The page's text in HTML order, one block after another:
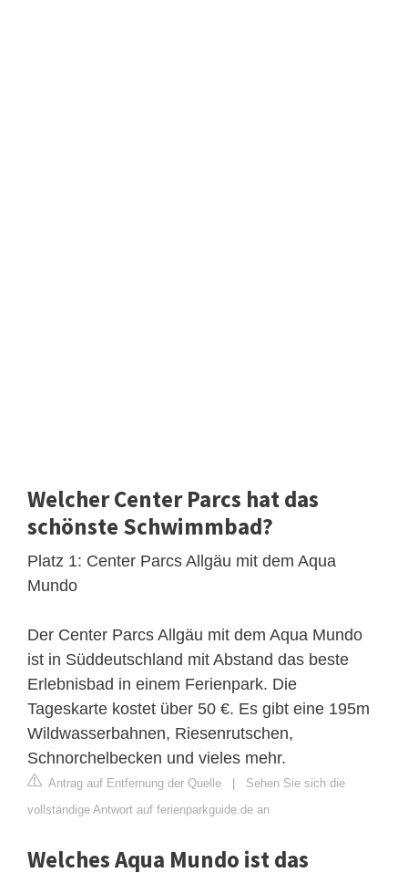
Welcher Center Parcs hat das
schönste Schwimmbad?
Platz 1: Center Parcs Allgäu mit dem Aqua
Mundo
Der Center Parcs Allgäu mit dem Aqua Mundo
ist in Süddeutschland mit Abstand das beste
Erlebnisbad in einem Ferienpark. Die
Tageskarte kostet über 50 €. Es gibt eine 195m
Wildwasserbahnen, Riesenrutschen,
Schnorchelbecken und vieles mehr.
Antrag auf Entfernung der Quelle | Sehen Sie sich die
vollständige Antwort auf ferienparkguide.de an
Welches Aqua Mundo ist das